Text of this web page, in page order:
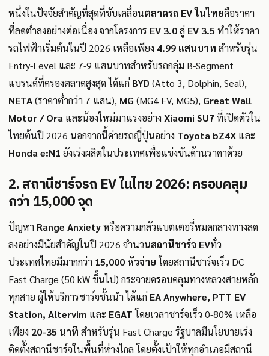
หนึ่งในปัจจัยสำคัญที่สุดที่ขับเคลื่อนตลาดรถ EV ในไทยคือราคา
ที่ลดต่ำลงอย่างต่อเนื่อง จากโครงการ EV 3.0สู่ EV 3.5 ทำให้ราคา
รถไฟฟ้าเริ่มต้นในปี 2026 เหลือเพียง 4.99 แสนบาท สำหรับรุ่น
Entry-Level และ 7-9 แสนบาทสำหรับรถกลุ่ม B-Segment
แบรนด์ที่ครองตลาดสูงสุด ได้แก่ BYD (Atto 3, Dolphin, Seal),
NETA(ราคาต่ำกว่า 7 แสน), MG (MG4 EV, MG5), Great Wall
Motor / Ora และน้องใหม่มาแรงอย่าง Xiaomi SU7ที่เปิดตัวใน
ไทยต้นปี 2026 นอกจากนี้ค่ายรถญี่ปุ่นอย่าง Toyota bZ4X และ
Honda e:N1 ยังเร่งผลิตในประเทศเพื่อแข่งขันด้านราคาด้วย
2. สถานีชาร์จรถ EV ในไทย 2026: ครอบคลุม
กว่า 15,000 จุด
ปัญหา Range Anxietyหรือความกลัวแบตเตอรี่หมดกลางทางลด
ลงอย่างมีนัยสำคัญในปี 2026 จำนวนสถานีชาร์จ EVทั่ว
ประเทศไทยมีมากกว่า 15,000 หัวจ่ายโดยสถานีชาร์จเร็ว DC
Fast Charge (50 kW ขึ้นไป) กระจายครอบคลุมทางหลวงสายหลัก
ทุกสาย ผู้ให้บริการชาร์จชั้นนำ ได้แก่ EA Anywhere, PTT EV
Station, Altervim และ EGATโดยเวลาชาร์จเร็ว 0-80% เหลือ
เพียง 20-35 นาที สำหรับรุ่น Fast Charge รัฐบาลมีนโยบายเร่ง
ติดตั้งสถานีชาร์จในพื้นที่ห่างไกล โดยตั้งเป้าให้ทุกอำเภอมีสถานี